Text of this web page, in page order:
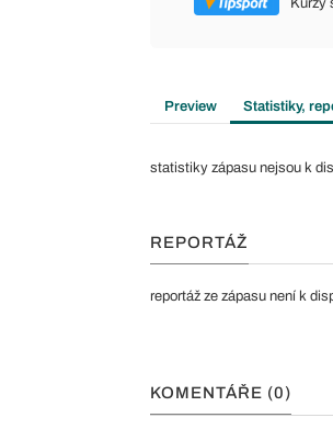
Kurzy
Preview Statistiky,
statistiky zápasu nejsou k
REPORTÁŽ
reportáž ze zápasu není k
KOMENTÁŘE (0)